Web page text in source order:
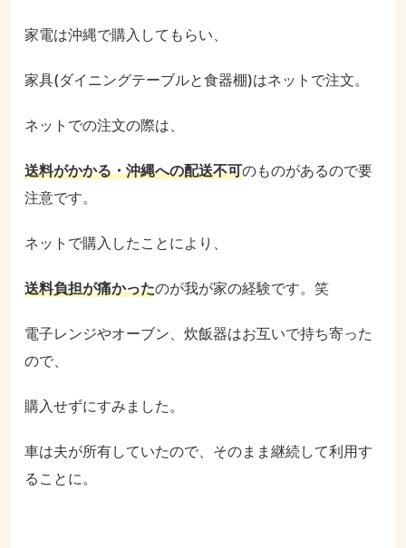
家電は沖縄で購入してもらい、
家具(ダイニングテーブルと食器棚)はネットで注文。
ネットでの注文の際は、
送料がかかる・沖縄への配送不可のものがあるので要
注意です。
ネットで購入したことにより、
送料負担が痛かったのが我が家の経験です。笑
電子レンジやオーブン、炊飯器はお互いで持ち寄った
ので、
購入せずにすみました。
車は夫が所有していたので、そのまま継続して利用す
ることに。